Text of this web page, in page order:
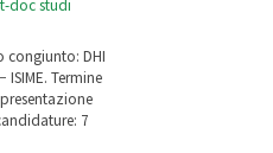
doc studi
congiunto: DHI
ISIME. Termine
7